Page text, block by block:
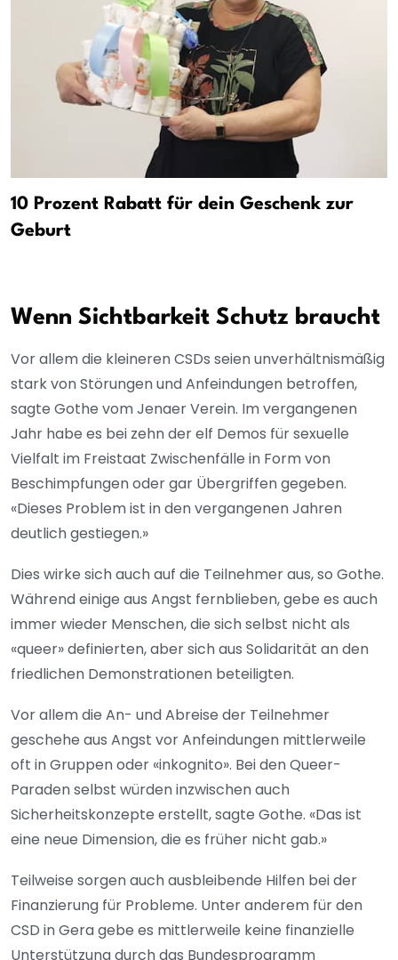
10 Prozent Rabatt für dein Geschenk zur
Geburt
Wenn Sichtbarkeit Schutz braucht
Vor allem die kleineren CSDs seien unverhältnismäßig
stark von Störungen und Anfeindungen betroffen,
sagte Gothe vom Jenaer Verein. Im vergangenen
Jahr habe es bei zehn der elf Demos für sexuelle
Vielfalt im Freistaat Zwischenfälle in Form von
Beschimpfungen oder gar Übergriffen gegeben.
«Dieses Problem ist in den vergangenen Jahren
deutlich gestiegen.»
Dies wirke sich auch auf die Teilnehmer aus, so Gothe.
Während einige aus Angst fernblieben, gebe es auch
immer wieder Menschen, die sich selbst nicht als
«queer» definierten, aber sich aus Solidarität an den
friedlichen Demonstrationen beteiligten.
Vor allem die An- und Abreise der Teilnehmer
geschehe aus Angst vor Anfeindungen mittlerweile
oft in Gruppen oder «inkognito». Bei den Queer-
Paraden selbst würden inzwischen auch
Sicherheitskonzepte erstellt, sagte Gothe. «Das ist
eine neue Dimension, die es früher nicht gab.»
Teilweise sorgen auch ausbleibende Hilfen bei der
Finanzierung für Probleme. Unter anderem für den
CSD in Gera gebe es mittlerweile keine finanzielle
Unterstützung durch das Bundesprogramm